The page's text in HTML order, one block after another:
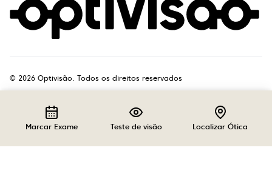
© 2026 Optivisão. Todos os direitos reservados
Marcar Exame Teste de visão Localizar Ótica